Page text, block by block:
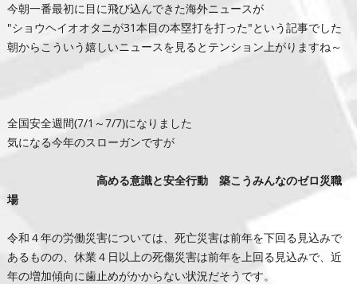
今朝一番最初に目に飛び込んできた海外ニュースが
"ショウヘイオオタニが31本目の本塁打を打った"という記事でした
朝からこういう嬉しいニュースを見るとテンション上がりますね～
全国安全週間(7/1～7/7)になりました
気になる今年のスローガンですが
高める意識と安全行動 築こうみんなのゼロ災職
場
令和４年の労働災害については、死亡災害は前年を下回る見込みで
あるものの、休業４日以上の死傷災害は前年を上回る見込みで、近
年の増加傾向に歯止めがかからない状況だそうです。